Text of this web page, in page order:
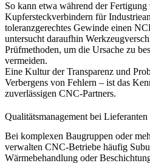
So kann etwa während der Fertigung
Kupfersteckverbindern für
toleranzgerechtes Gewinde einen
untersucht daraufhin
Prüfmethoden, um die Ursache zu
vermeiden.
Eine Kultur der Transparenz und
Verbergens von Fehlern – ist das
zuverlässigen CNC-Partners.
Qualitätsmanagement bei
Bei komplexen Baugruppen oder
verwalten CNC-Betriebe häufig
Wärmebehandlung oder